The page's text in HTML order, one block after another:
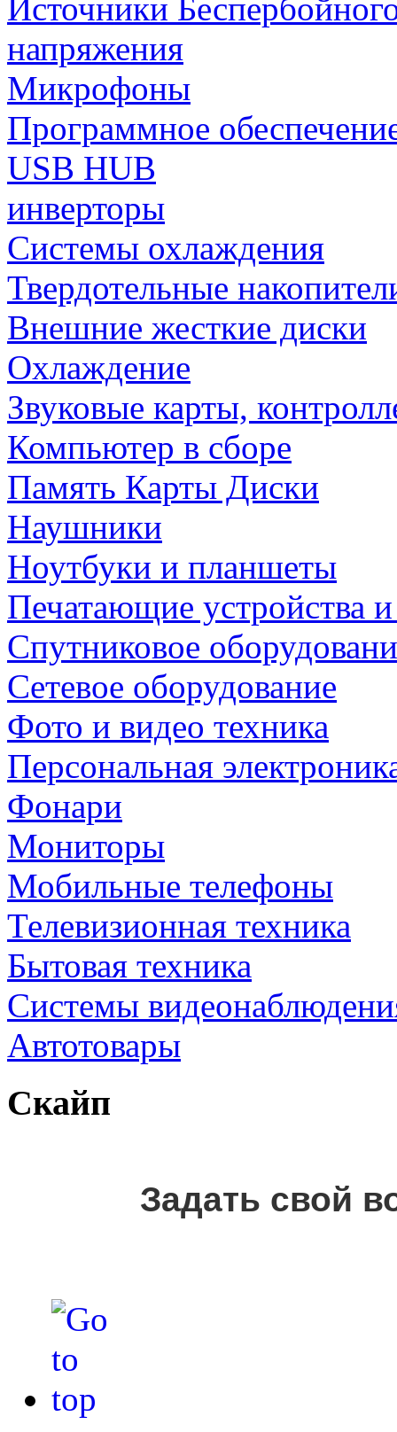
Источники
напряжения
Микрофоны
Программное
USB HUB
инверторы
Системы охлаждения
Твердотельные
Внешние жесткие диски
Охлаждение
Звуковые карты,
Компьютер в сборе
Память Карты Диски
Наушники
Ноутбуки и планшеты
Печатающие устройства
Спутниковое
Сетевое оборудование
Фото и видео техника
Персональная
Фонари
Мониторы
Мобильные телефоны
Телевизионная техника
Бытовая техника
Cистемы
Автотовары
Скайп
Задать свой